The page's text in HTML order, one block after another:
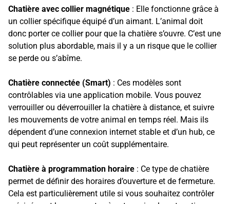
Chatière avec collier magnétique : Elle fonctionne grâce à
un collier spécifique équipé d’un aimant. L’animal doit
donc porter ce collier pour que la chatière s’ouvre. C’est une
solution plus abordable, mais il y a un risque que le collier
se perde ou s’abîme.
Chatière connectée (Smart) : Ces modèles sont
contrôlables via une application mobile. Vous pouvez
verrouiller ou déverrouiller la chatière à distance, et suivre
les mouvements de votre animal en temps réel. Mais ils
dépendent d’une connexion internet stable et d’un hub, ce
qui peut représenter un coût supplémentaire.
Chatière à programmation horaire : Ce type de chatière
permet de définir des horaires d’ouverture et de fermeture.
Cela est particulièrement utile si vous souhaitez contrôler